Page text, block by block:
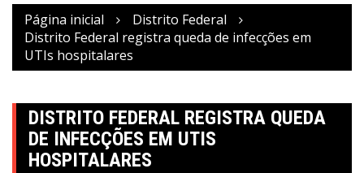
Página inicial
Distrito Federal
Distrito Federal registra queda de infecções em
UTIs hospitalares
DISTRITO FEDERAL REGISTRA QUEDA
DE INFECÇÕES EM UTIS
HOSPITALARES